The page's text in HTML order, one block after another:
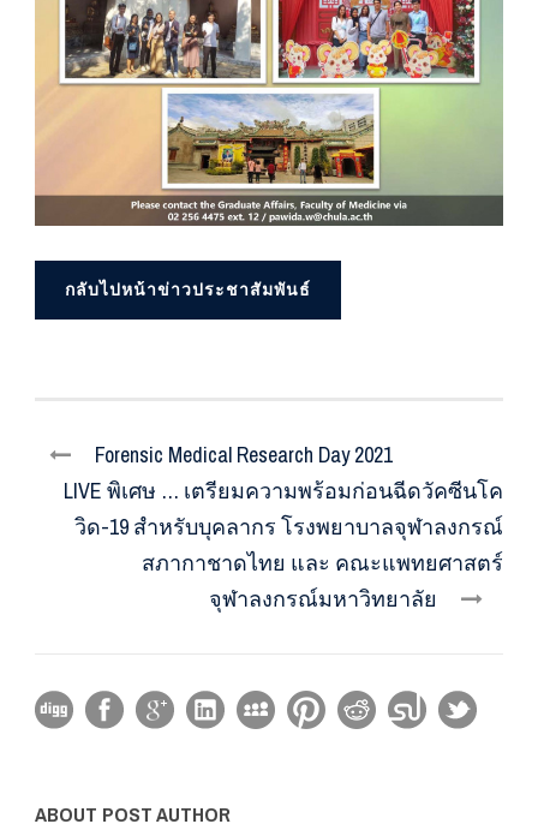
กลับไปหน้าข่าวประชาสัมพันธ์
Forensic Medical Research Day 2021
LIVE พิเศษ … เตรียมความพร้อมก่อนฉีดวัคซีนโค
วิด-19 สำหรับบุคลากร โรงพยาบาลจุฬาลงกรณ์
สภากาชาดไทย และ คณะแพทยศาสตร์
จุฬาลงกรณ์มหาวิทยาลัย
ABOUT POST AUTHOR